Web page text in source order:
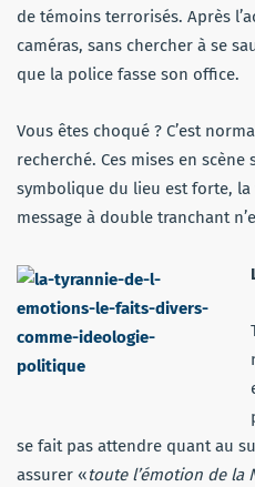
de témoins terrorisés. Après
caméras, sans chercher à se
que la police fasse son office.
Vous êtes choqué ? C’est
recherché. Ces mises en
symbolique du lieu est forte,
message à double tranchant
se fait pas attendre quant au
assurer «toute l’émotion de la